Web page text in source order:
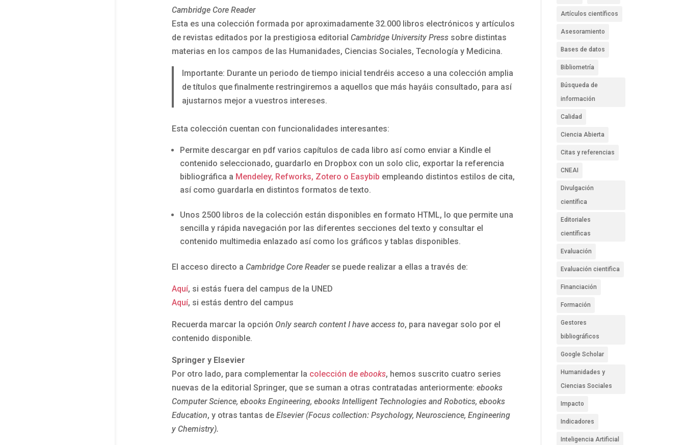
Cambridge Core Reader
Esta es una colección formada por aproximadamente 32.000 libros electrónicos y artículos
de revistas editados por la prestigiosa editorial Cambridge University Presssobre distintas
materias en los campos de las Humanidades, Ciencias Sociales, Tecnología y Medicina.
Importante: Durante un periodo de tiempo inicial tendréis acceso a una colección amplia
de títulos que finalmente restringiremos a aquellos que más hayáis consultado, para así
ajustarnos mejor a vuestros intereses.
Esta colección cuentan con funcionalidades interesantes:
Permite descargar en pdf varios capítulos de cada libro así como enviar a Kindle el
contenido seleccionado, guardarlo en Dropbox con un solo clic, exportar la referencia
bibliográfica a Mendeley, Refworks, Zotero o Easybib empleando distintos estilos de cita,
así como guardarla en distintos formatos de texto.
Unos 2500 libros de la colección están disponibles en formato HTML, lo que permite una
sencilla y rápida navegación por las diferentes secciones del texto y consultar el
contenido multimedia enlazado así como los gráficos y tablas disponibles.
El acceso directo a Cambridge Core Readerse puede realizar a ellas a través de:
Aquí, si estás fuera del campus de la UNED
Aquí, si estás dentro del campus
Recuerda marcar la opción Only search content I have access to, para navegar solo por el
contenido disponible.
Springer y Elsevier
Por otro lado, para complementar la colección de ebooks, hemos suscrito cuatro series
nuevas de la editorial Springer, que se suman a otras contratadas anteriormente: ebooks
Computer Science, ebooks Engineering, ebooks Intelligent Technologies and Robotics, ebooks
Education, y otras tantas de Elsevier (Focus collection: Psychology, Neuroscience, Engineering
y Chemistry).
Artículos científicos
Asesoramiento
Bases de datos
Bibliometría
Búsqueda de
información
Calidad
Ciencia Abierta
Citas y referencias
CNEAI
Divulgación
científica
Editoriales
científicas
Evaluación
Evaluación cientifica
Financiación
Formación
Gestores
bibliográficos
Google Scholar
Humanidades y
Ciencias Sociales
Impacto
Indicadores
Inteligencia Artificial